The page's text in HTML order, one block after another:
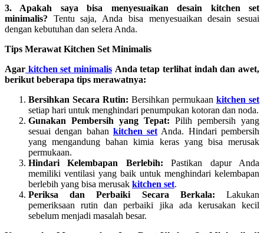
3. Apakah saya bisa menyesuaikan desain kitchen set
minimalis? Tentu saja, Anda bisa menyesuaikan desain sesuai
dengan kebutuhan dan selera Anda.
Tips Merawat Kitchen Set Minimalis
Agar kitchen set minimalis Anda tetap terlihat indah dan awet,
berikut beberapa tips merawatnya:
Bersihkan Secara Rutin: Bersihkan permukaan kitchen set
setiap hari untuk menghindari penumpukan kotoran dan noda.
Gunakan Pembersih yang Tepat: Pilih pembersih yang
sesuai dengan bahan kitchen set Anda. Hindari pembersih
yang mengandung bahan kimia keras yang bisa merusak
permukaan.
Hindari Kelembapan Berlebih: Pastikan dapur Anda
memiliki ventilasi yang baik untuk menghindari kelembapan
berlebih yang bisa merusak kitchen set.
Periksa dan Perbaiki Secara Berkala: Lakukan
pemeriksaan rutin dan perbaiki jika ada kerusakan kecil
sebelum menjadi masalah besar.